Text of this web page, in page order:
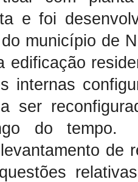
e foi
município de
edificação
internas
ser
do tempo.
de